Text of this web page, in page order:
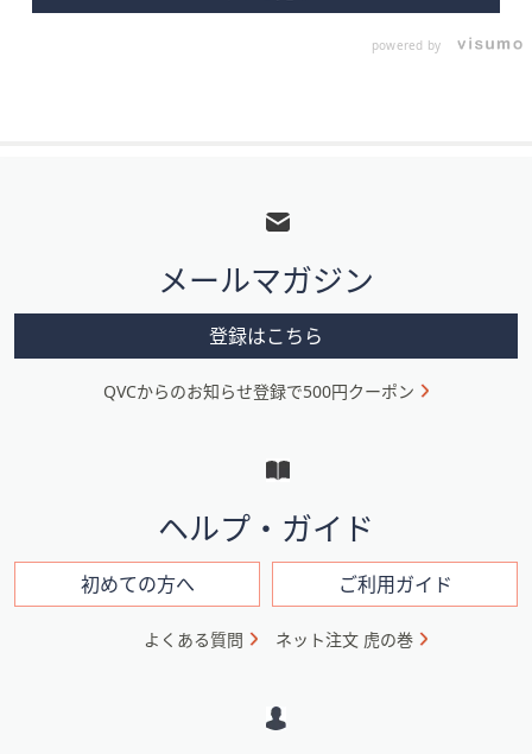
powered by
メ
ニ
ン
メールマガジン
登録はこちら
QVCからのお知らせ登録で500円クーポン
ヘルプ・ガイド
初めての方へ ご利用ガイド
よくある質問 ネット注文 虎の巻